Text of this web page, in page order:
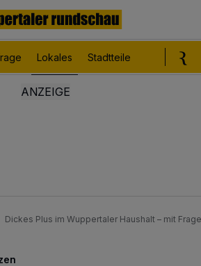
Lokales Stadtteile
Dickes Plus im Wuppertaler Haushalt – mit